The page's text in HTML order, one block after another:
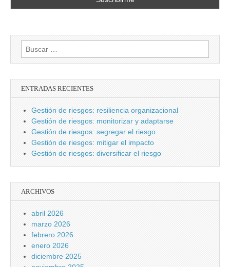
Buscar:
ENTRADAS RECIENTES
Gestión de riesgos: resiliencia organizacional
Gestión de riesgos: monitorizar y adaptarse
Gestión de riesgos: segregar el riesgo.
Gestión de riesgos: mitigar el impacto
Gestión de riesgos: diversificar el riesgo
ARCHIVOS
abril 2026
marzo 2026
febrero 2026
enero 2026
diciembre 2025